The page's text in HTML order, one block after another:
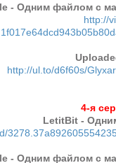
- Одним файлом с
http://
http://ul.to/d6f60s/
4-я
LetitBit -
- Одним файлом с